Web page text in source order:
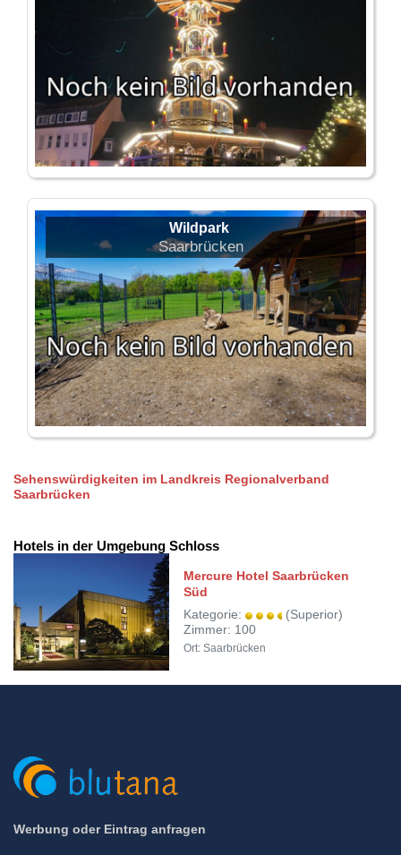
Wildpark
Saarbrücken
Sehenswürdigkeiten im Landkreis Regionalverband
Saarbrücken
Hotels in der Umgebung Schloss
Mercure Hotel Saarbrücken
Süd
Kategorie:
(Superior)
Zimmer: 100
Ort: Saarbrücken
Werbung oder Eintrag anfragen